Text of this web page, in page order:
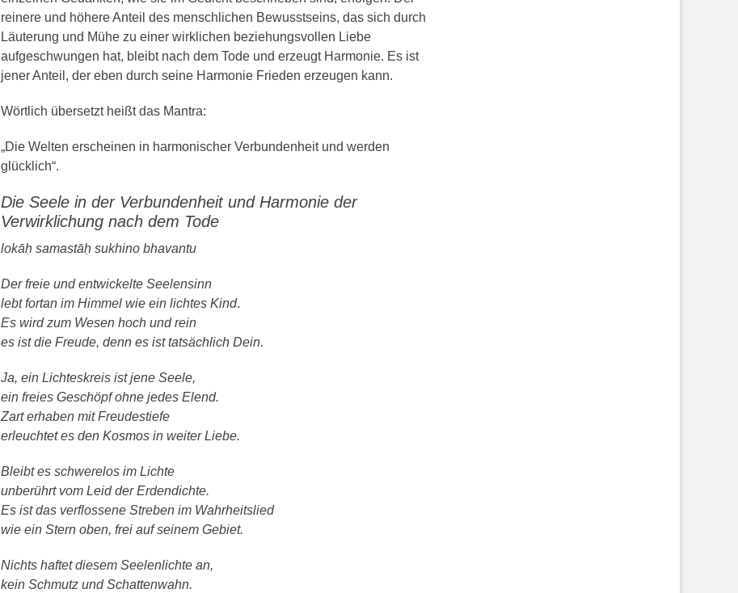
reinere und höhere Anteil des menschlichen Bewusstseins, das sich durch
Läuterung und Mühe zu einer wirklichen beziehungsvollen Liebe
aufgeschwungen hat, bleibt nach dem Tode und erzeugt Harmonie. Es ist
jener Anteil, der eben durch seine Harmonie Frieden erzeugen kann.
Wörtlich übersetzt heißt das Mantra:
„Die Welten erscheinen in harmonischer Verbundenheit und werden
glücklich“.
Die Seele in der Verbundenheit und Harmonie der
Verwirklichung nach dem Tode
lokāḥ samastāḥ sukhino bhavantu
Der freie und entwickelte Seelensinn
lebt fortan im Himmel wie ein lichtes Kind.
Es wird zum Wesen hoch und rein
es ist die Freude, denn es ist tatsächlich Dein.
Ja, ein Lichteskreis ist jene Seele,
ein freies Geschöpf ohne jedes Elend.
Zart erhaben mit Freudestiefe
erleuchtet es den Kosmos in weiter Liebe.
Bleibt es schwerelos im Lichte
unberührt vom Leid der Erdendichte.
Es ist das verflossene Streben im Wahrheitslied
wie ein Stern oben, frei auf seinem Gebiet.
Nichts haftet diesem Seelenlichte an,
kein Schmutz und Schattenwahn.